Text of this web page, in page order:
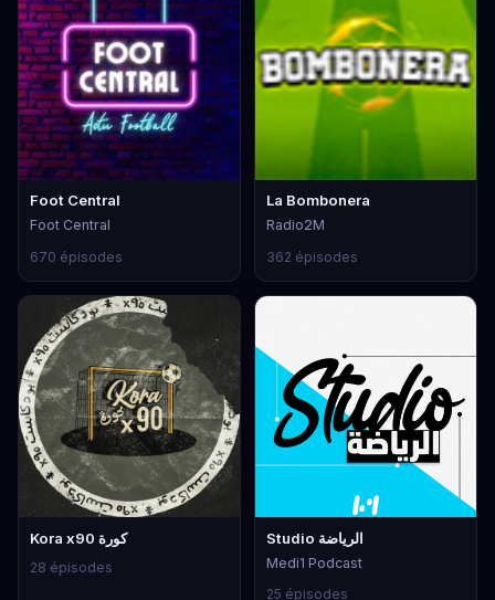
Foot Central
Foot Central
670 épisodes
La Bombonera
Radio2M
362 épisodes
Kora x90 كورة
28 épisodes
Studio الرياضة
Medi1 Podcast
25 épisodes